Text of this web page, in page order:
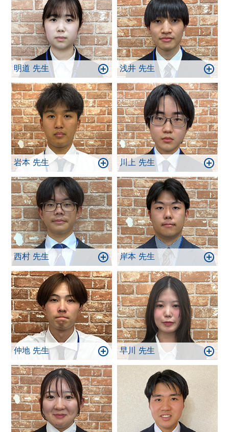
明道 先生 浅井 先生
岩本 先生 川上 先生
西村 先生 岸本 先生
仲地 先生 早川 先生